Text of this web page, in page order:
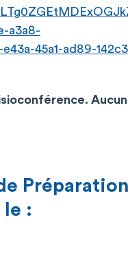
a3a8-
45a1-ad89-
le :